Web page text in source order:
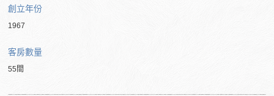
創立年份
1967
客房數量
55間